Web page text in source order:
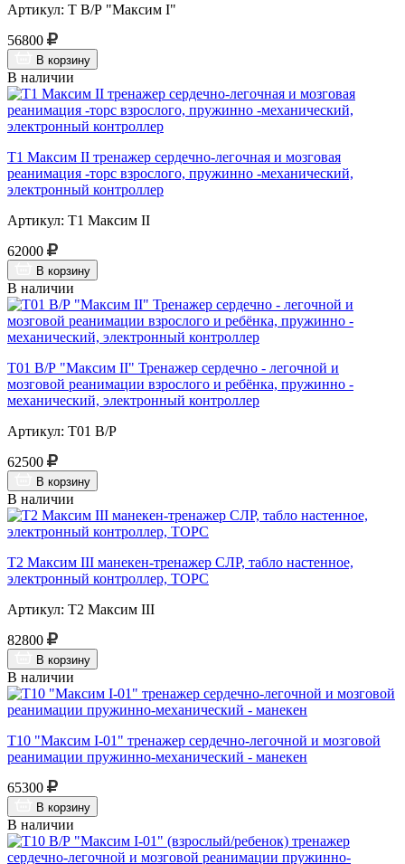
Артикул: Т В/Р "Максим I"
56800
В корзину
В наличии
Т1 Максим II тренажер сердечно-легочная и мозговая
реанимация -торс взрослого, пружинно -механический,
электронный контроллер
Артикул: Т1 Максим II
62000
В корзину
В наличии
Т01 В/Р "Максим II" Тренажер сердечно - легочной и
мозговой реанимации взрослого и ребёнка, пружинно -
механический, электронный контроллер
Артикул: Т01 В/Р
62500
В корзину
В наличии
Т2 Максим III манекен-тренажер СЛР, табло настенное,
электронный контроллер, ТОРС
Артикул: Т2 Максим III
82800
В корзину
В наличии
Т10 "Максим I-01" тренажер сердечно-легочной и мозговой
реанимации пружинно-механический - манекен
65300
В корзину
В наличии